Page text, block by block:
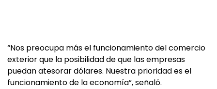
“Nos preocupa más el funcionamiento del comercio
exterior que la posibilidad de que las empresas
puedan atesorar dólares. Nuestra prioridad es el
funcionamiento de la economía”, señaló.